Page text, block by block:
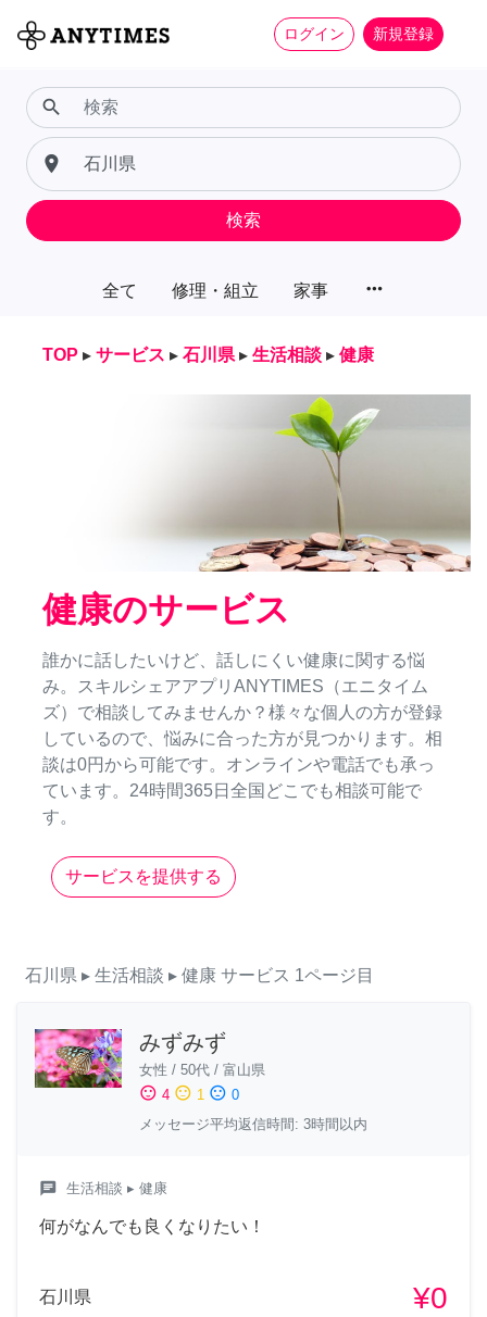
ログイン 新規登録
全て 修理・組立 家事 more_horiz
search
place
検索
TOP ▸ サービス ▸ 石川県 ▸ 生活相談 ▸ 健康
健康のサービス
誰かに話したいけど、話しにくい健康に関する悩
み。スキルシェアアプリANYTIMES（エニタイム
ズ）で相談してみませんか？様々な個人の方が登録
しているので、悩みに合った方が見つかります。相
談は0円から可能です。オンラインや電話でも承っ
ています。24時間365日全国どこでも相談可能で
す。
サービスを提供する
石川県 ▸ 生活相談 ▸ 健康 サービス 1ページ目
みずみず
女性 / 50代 / 富山県
sentiment_satisfied 4 sentiment_neutral 1 sentiment_dissatisfied 0
メッセージ平均返信時間: 3時間以内
chat 生活相談 ▸ 健康
何がなんでも良くなりたい！
石川県 ¥0